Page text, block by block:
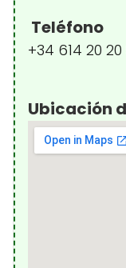
Teléfono
+34 614 20 20
Ubicación